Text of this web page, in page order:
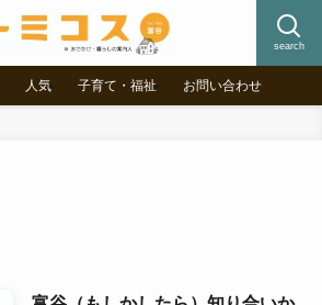
search
人気 子育て・福祉 お問い合わせ